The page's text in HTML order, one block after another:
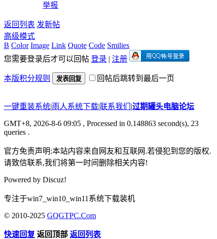
举报
返回列表 发新帖
高级模式
B Color Image Link Quote Code Smilies
您需要登录后才可以回帖 登录 | 注册
本版积分规则 发表回复 回帖后跳转到最后一页
一键重装系统|雨人系统下载|联系我们 |过期罐头电脑论坛
GMT+8, 2026-8-6 09:05 , Processed in 0.148863 second(s), 23
queries .
官方免责声明:本站内容来自网友和互联网.若侵犯到您的版权.
请致信联系,我们将第一时间删除相关内容!
Powered by Discuz!
专注于win7_win10_win11系统下载装机
© 2010-2025 GQGTPC.Com
快速回复 返回顶部 返回列表